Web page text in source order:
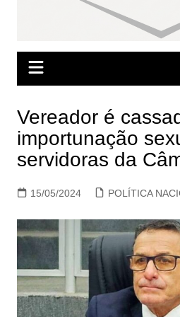
Vereador é
importunação
servidoras da
15/05/2024 POLÍTICA